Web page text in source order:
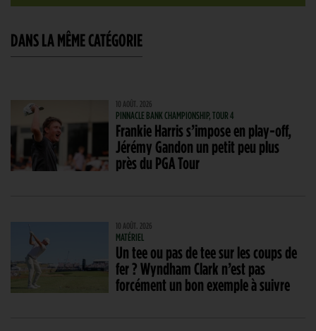
DANS LA MÊME CATÉGORIE
10 AOÛT. 2026
PINNACLE BANK CHAMPIONSHIP, TOUR 4
Frankie Harris s’impose en play-off,
Jérémy Gandon un petit peu plus
près du PGA Tour
10 AOÛT. 2026
MATÉRIEL
Un tee ou pas de tee sur les coups de
fer ? Wyndham Clark n’est pas
forcément un bon exemple à suivre